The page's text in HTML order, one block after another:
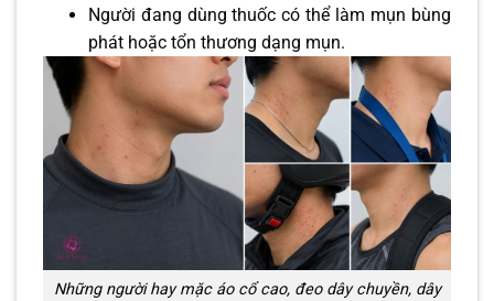
Người đang dùng thuốc có thể làm mụn bùng
phát hoặc tổn thương dạng mụn.
Những người hay mặc áo cổ cao, đeo dây chuyền, dây